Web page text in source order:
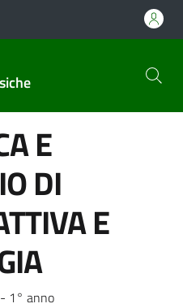
E
DI
E
- 1° anno